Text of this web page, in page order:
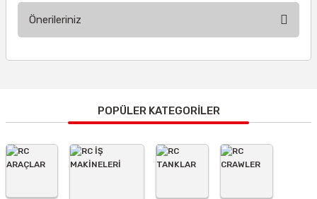
Önerileriniz
Görüş ve önerileriniz için teşekkür ederiz.
Ürün resmi kalitesiz, bozuk veya görüntülenemiyor.
Ürün açıklamasında eksik bilgiler bulunuyor.
POPÜLER KATEGORİLER